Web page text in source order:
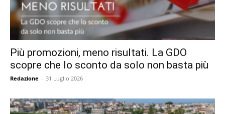
Più promozioni, meno risultati. La GDO
scopre che lo sconto da solo non basta più
Redazione - 31 Luglio 2026